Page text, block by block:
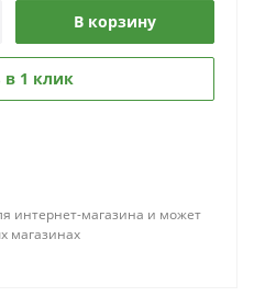
В корзину
в 1 клик
интернет-магазина и может
магазинах